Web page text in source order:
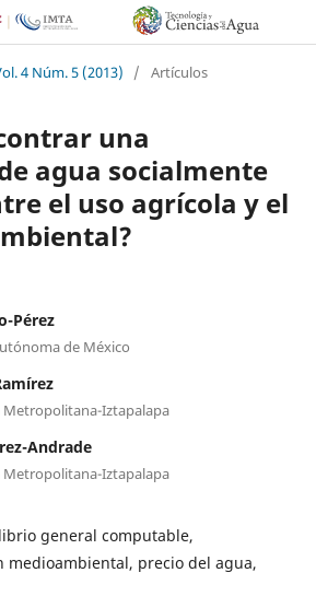
4 Núm. 5 (2013) / Artículos
una
agua socialmente
el uso agrícola y el
Pérez
de México
Iztapalapa
Andrade
Iztapalapa
general computable,
precio del agua,